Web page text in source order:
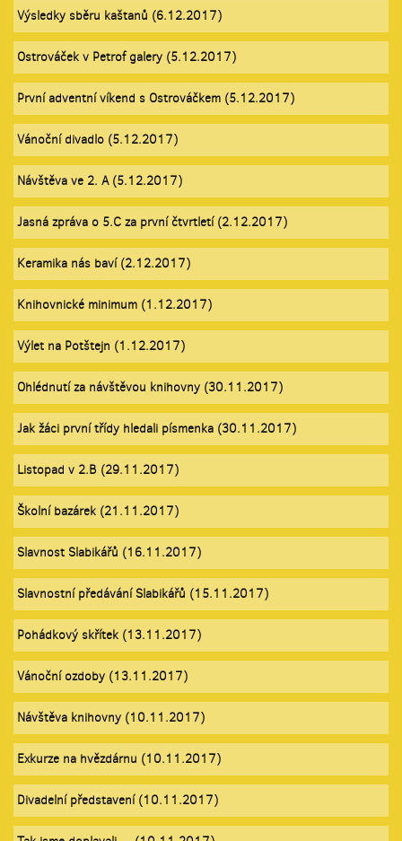
Výsledky sběru kaštanů (6.12.2017)
Ostrováček v Petrof galery (5.12.2017)
První adventní víkend s Ostrováčkem (5.12.2017)
Vánoční divadlo (5.12.2017)
Návštěva ve 2. A (5.12.2017)
Jasná zpráva o 5.C za první čtvrtletí (2.12.2017)
Keramika nás baví (2.12.2017)
Knihovnické minimum (1.12.2017)
Výlet na Potštejn (1.12.2017)
Ohlédnutí za návštěvou knihovny (30.11.2017)
Jak žáci první třídy hledali písmenka (30.11.2017)
Listopad v 2.B (29.11.2017)
Školní bazárek (21.11.2017)
Slavnost Slabikářů (16.11.2017)
Slavnostní předávání Slabikářů (15.11.2017)
Pohádkový skřítek (13.11.2017)
Vánoční ozdoby (13.11.2017)
Návštěva knihovny (10.11.2017)
Exkurze na hvězdárnu (10.11.2017)
Divadelní představení (10.11.2017)